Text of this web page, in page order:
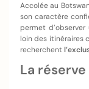
Accolée au
son caractère
permet
loin des itinéraires
recherchent
La